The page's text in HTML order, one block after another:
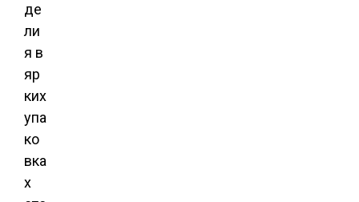
де
ли
я в
яр
ких
упа
ко
вка
х